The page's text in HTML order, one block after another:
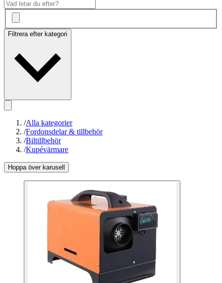
Filtrera efter kategori
/Alla kategorier
/Fordonsdelar & tillbehör
/Biltillbehör
/Kupévärmare
Hoppa över karusell